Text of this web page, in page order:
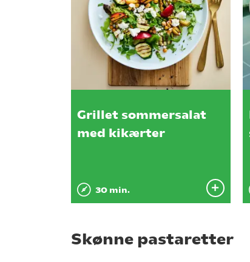
Grillet sommersalat
med kikærter
30 min.
Skønne pastaretter